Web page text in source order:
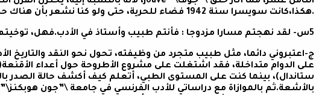
.هكذا،كانت سويسرا سنة 1942 فضاء للحرية، حتى ولو كنا نشعر بأن هناك حدود لا ينبغي تجاوزها.
5س- لقد نهجتم مسارا مزدوجا : فأنتم طبيب وأستاذ في الأدب.فهل، توخيتم قصدا مزج الروح بالجسد؟
ج-اعتبروني دائما، مثل طبيب متجرد من وظيفته، تحول نحو النقد والتاريخ
على الدوام متداخلة، فقد اشتغلت على مشروع الأطروحة حول أعداء
ستاندال)، بينما كنت على المستوى الطبي، أتعلم كيف أكشف حالة الصدر
بالأشعة.ثم بالموازاة مع دراساتي للأدب الفرنسي في جامعة \”جون